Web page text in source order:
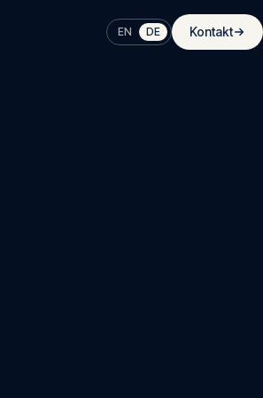
EN DE Kontakt